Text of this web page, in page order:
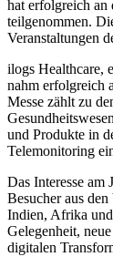
hat erfolgreich an
teilgenommen.
Veranstaltungen
ilogs Healthcare,
nahm erfolgreich
Messe zählt zu
und Produkte in
Telemonitoring
Das Interesse
Besucher aus
Indien, Afrika
Gelegenheit,
digitalen